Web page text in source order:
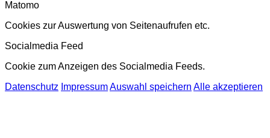
Matomo
Cookies zur Auswertung von Seitenaufrufen etc.
Socialmedia Feed
Cookie zum Anzeigen des Socialmedia Feeds.
Datenschutz ImpressumAuswahl speichern Alle akzeptieren